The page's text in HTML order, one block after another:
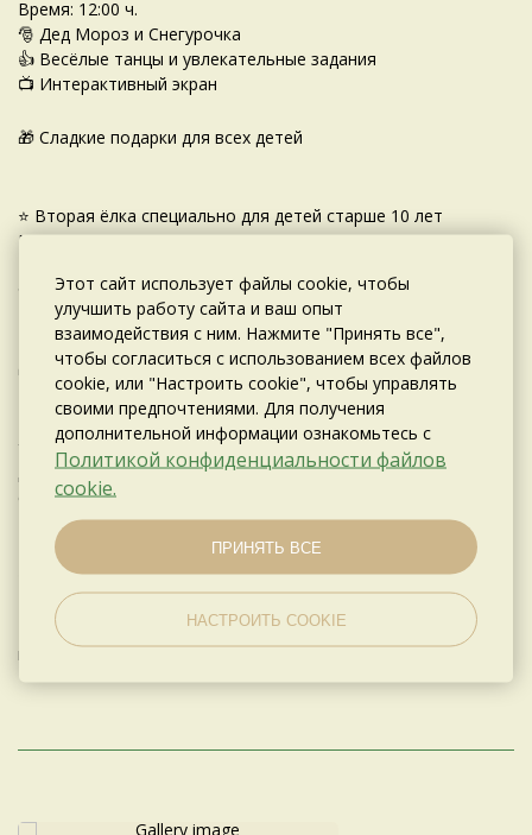
Этот сайт использует файлы cookie, чтобы
улучшить работу сайта и ваш опыт
взаимодействия с ним. Нажмите "Принять все",
чтобы согласиться с использованием всех файлов
cookie, или "Настроить cookie", чтобы управлять
своими предпочтениями. Для получения
дополнительной информации ознакомьтесь с
Политикой конфиденциальности файлов
cookie.
ПРИНЯТЬ ВСЕ
НАСТРОИТЬ COOKIE
Время: 12:00 ч.
🎅 Дед Мороз и Снегурочка
👍 Весёлые танцы и увлекательные задания
📺 Интерактивный экран
🎁 Сладкие подарки для всех детей
⭐️ Вторая ёлка специально для детей старше 10 лет
Время: 16:00 ч.
🎅Настоящий Дед Мороз которого ждёт ваш ребёнок!
🎮 Адаптация заданий и игр специально под подростков!
🎁 Сладкие подарки для всех детей
✨Приходите всей семьёй в Ресторацию «Комильфо» 21
декабря и окунитесь в атмосферу сказки. Вместе мы
сделаем праздник незабываемым.✨
☎️ Телефон для справок: +7(482)245-27-52
Пусть этот Новый Год станет особенным и радостным для
ваших детишек! 🎁❤️